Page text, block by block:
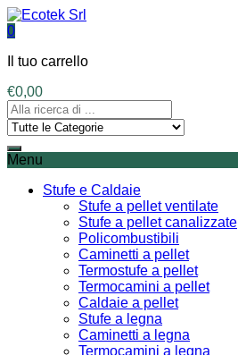
0
Il tuo carrello
€0,00
Menu
Stufe e Caldaie
Stufe a pellet ventilate
Stufe a pellet canalizzate
Policombustibili
Caminetti a pellet
Termostufe a pellet
Termocamini a pellet
Caldaie a pellet
Stufe a legna
Caminetti a legna
Termocamini a legna